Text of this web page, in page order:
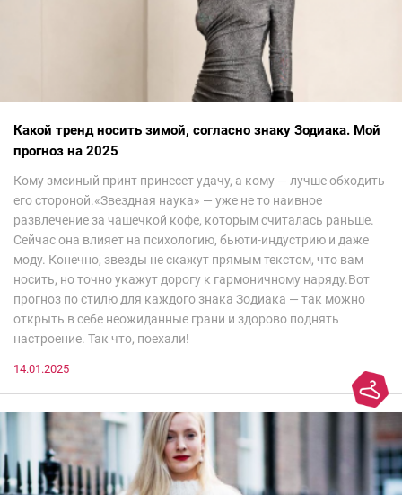
Какой тренд носить зимой, согласно знаку Зодиака. Мой
прогноз на 2025
Кому змеиный принт принесет удачу, а кому — лучше обходить
его стороной.«Звездная наука» — уже не то наивное
развлечение за чашечкой кофе, которым считалась раньше.
Сейчас она влияет на психологию, бьюти-индустрию и даже
моду. Конечно, звезды не скажут прямым текстом, что вам
носить, но точно укажут дорогу к гармоничному наряду.Вот
прогноз по стилю для каждого знака Зодиака — так можно
открыть в себе неожиданные грани и здорово поднять
настроение. Так что, поехали!
14.01.2025